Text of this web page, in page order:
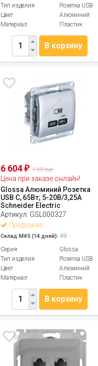
Тип изделия
Розетка USB
Цвет
Алюминий
Материал
Пластик
В корзину
6 604₽ 7 337 руб.
Цена при заказе онлайн!
Glossa Алюминий Розетка
USB C, 65Вт; 5-20В/3,25А
Schneider Electric
Артикул: GSL000327
Предзаказ
Склад М#5 (14 дней): 49
Серия
Glossa
Тип изделия
Розетка USB
Цвет
Алюминий
Материал
Пластик
В корзину